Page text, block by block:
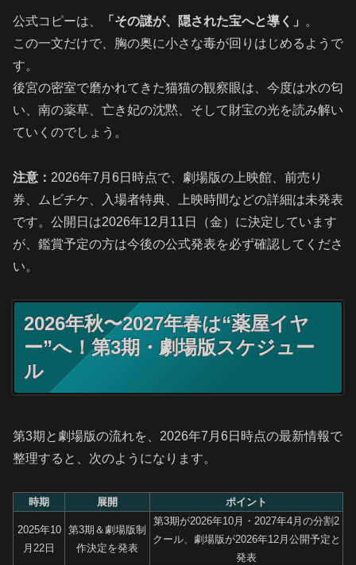
公式コピーは、 「その謎が、隠された宝へと導く」
。
この一文だけで、胸の奥に小さな毒が回りはじめるようで
す。
後宮の密室で磨かれてきた猫猫の観察眼は、今度は水の匂
い、南の薬草、亡き妃の沈黙、そして財宝の光を読み解い
ていくのでしょう。
注意： 2026年7月6日時点で、劇場版の上映館、前売り
券、ムビチケ、入場者特典、上映時間などの詳細は未発表
です。公開日は2026年12月11日（金）に決定しています
が、鑑賞予定の方は今後の公式発表を必ず確認してくださ
い。
2026年秋〜2027年春は“薬屋イヤ
ー”へ！第3期・劇場版スケジュー
ル
第3期と劇場版の流れを、2026年7月6日時点の最新情報で
整理すると、次のようになります。
時期 展開 ポイント
2025年10
月22日
第3期＆劇場版制
作決定を発表
第3期が2026年10月・2027年4月の分割2
クール、劇場版が2026年12月公開予定と
発表